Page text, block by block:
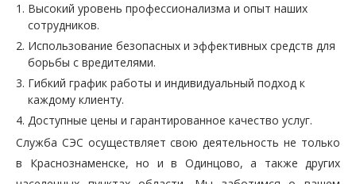
Высокий уровень профессионализма и опыт наших
сотрудников.
Использование безопасных и эффективных средств для
борьбы с вредителями.
Гибкий график работы и индивидуальный подход к
каждому клиенту.
Доступные цены и гарантированное качество услуг.
Служба СЭС осуществляет свою деятельность не только
в Краснознаменске, но и в Одинцово, а также других